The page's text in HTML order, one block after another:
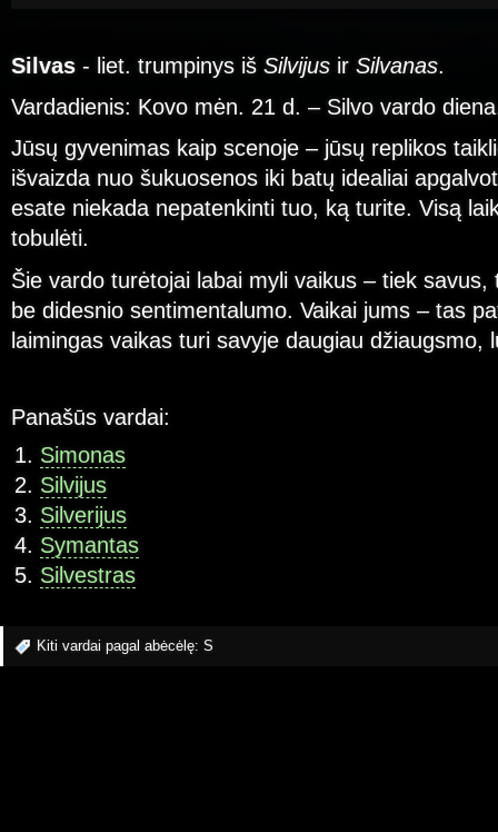
Silvas - liet. trumpinys iš Silvijus ir Silvanas.
Vardadienis: Kovo mėn. 21 d. – Silvo vardo
Jūsų gyvenimas kaip scenoje – jūsų replikos
išvaizda nuo šukuosenos iki batų idealiai
esate niekada nepatenkinti tuo, ką turite. Visą
tobulėti.
Šie vardo turėtojai labai myli vaikus – tiek
be didesnio sentimentalumo. Vaikai jums – tas
laimingas vaikas turi savyje daugiau džiaugsmo,
Panašūs vardai:
Simonas
Silvijus
Silverijus
Symantas
Silvestras
Kiti vardai pagal abėcėlę: S